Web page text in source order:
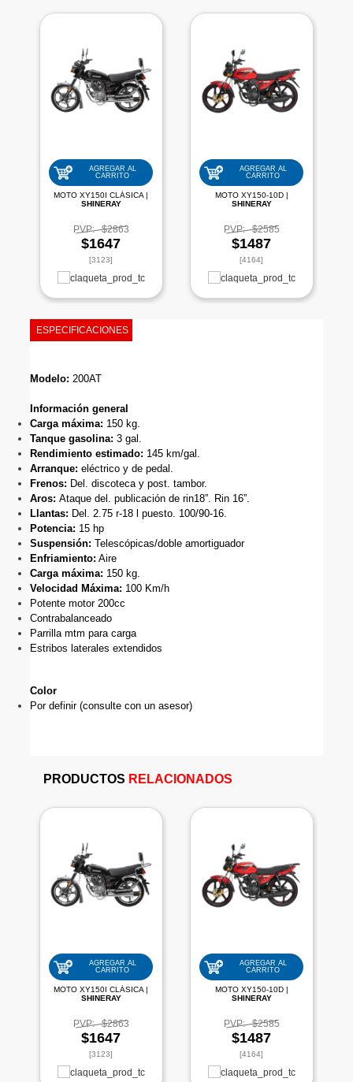
AGREGAR AL
CARRITO
MOTO XY150I CLÁSICA |
SHINERAY
PVP: $2863
$1647
[3123]
AGREGAR AL
CARRITO
MOTO XY150-10D |
SHINERAY
PVP: $2585
$1487
[4164]
ESPECIFICACIONES
Modelo: 200AT
Información general
Carga máxima: 150 kg.
Tanque gasolina: 3 gal.
Rendimiento estimado: 145 km/gal.
Arranque: eléctrico y de pedal.
Frenos: Del. discoteca y post. tambor.
Aros: Ataque del. publicación de rin18”. Rin 16”.
Llantas: Del. 2.75 r-18 l puesto. 100/90-16.
Potencia: 15 hp
Suspensión: Telescópicas/doble amortiguador
Enfriamiento: Aire
Carga máxima: 150 kg.
Velocidad Máxima: 100 Km/h
Potente motor 200cc
Contrabalanceado
Parrilla mtm para carga
Estribos laterales extendidos
Color
Por definir (consulte con un asesor)
PRODUCTOS RELACIONADOS
AGREGAR AL
CARRITO
MOTO XY150I CLÁSICA |
SHINERAY
PVP: $2863
$1647
[3123]
AGREGAR AL
CARRITO
MOTO XY150-10D |
SHINERAY
PVP: $2585
$1487
[4164]